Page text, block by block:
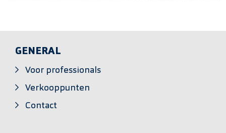
GENERAL
Voor professionals
Verkooppunten
Contact